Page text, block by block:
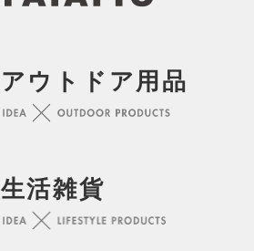
アウトドア用品
生活雑貨